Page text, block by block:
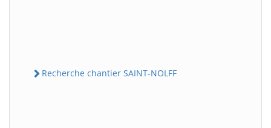
Recherche chantier SAINT-NOLFF